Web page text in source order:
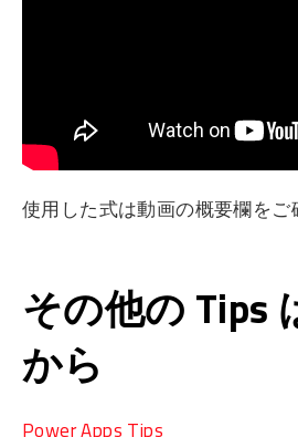
使用した式は動画の概要欄をご
その他の Tips
から
Power Apps Tips